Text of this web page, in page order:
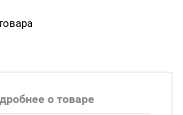
о товаре